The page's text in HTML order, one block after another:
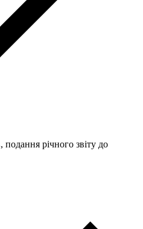
річного звіту до